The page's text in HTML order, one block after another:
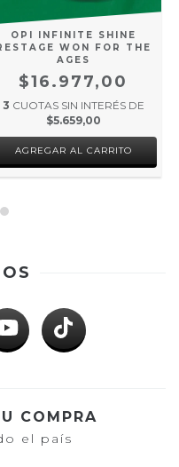
OPI INFINITE SHINE
WON FOR THE
AGES
$16.977,00
3 CUOTAS SIN INTERÉS DE
$5.659,00
COMPRA
el país